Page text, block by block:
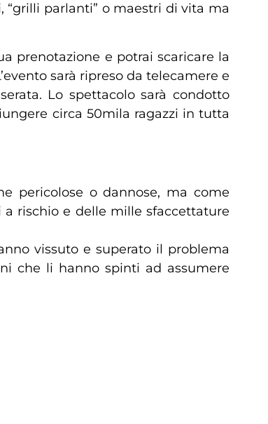
parlanti” o maestri di vita ma
prenotazione e potrai scaricare la
sarà ripreso da telecamere e
Lo spettacolo sarà condotto
circa 50mila ragazzi in tutta
pericolose o dannose, ma come
a rischio e delle mille sfaccettature
vissuto e superato il problema
che li hanno spinti ad assumere